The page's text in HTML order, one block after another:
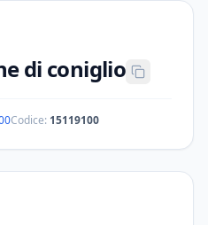
di coniglio
Codice: 15119100